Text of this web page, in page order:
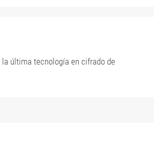
la última tecnología en cifrado de